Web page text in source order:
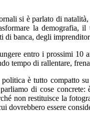
si è parlato di
la demografia, il
di banca, degli
entro i prossimi 10
tempo di rallentare,
è tutto compatto
di cose concrete:
non restituisce la
dovrebbero essere